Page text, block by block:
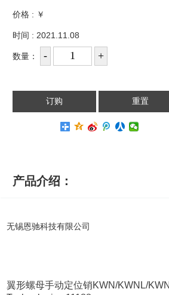
价格 : ￥
时间 : 2021.11.08
数量：
产品介绍：
无锡恩驰科技有限公司
翼形螺母手动定位销KWN/KWNL/